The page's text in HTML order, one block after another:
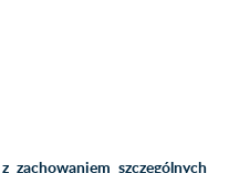
zachowaniem szczególnych